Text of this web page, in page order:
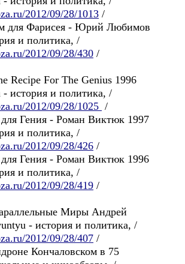
2012/09/28/1013 /
для Фарисея - Юрий Любимов
и политика, /
2012/09/28/430 /
Recipe For The Genius 1996
- история и политика, /
2012/09/28/1025 /
Гения - Роман Виктюк 1997
и политика, /
2012/09/28/426 /
Гения - Роман Виктюк 1996
и политика, /
2012/09/28/419 /
Миры Андрей
- история и политика, /
2012/09/28/407 /
Кончаловском в 75